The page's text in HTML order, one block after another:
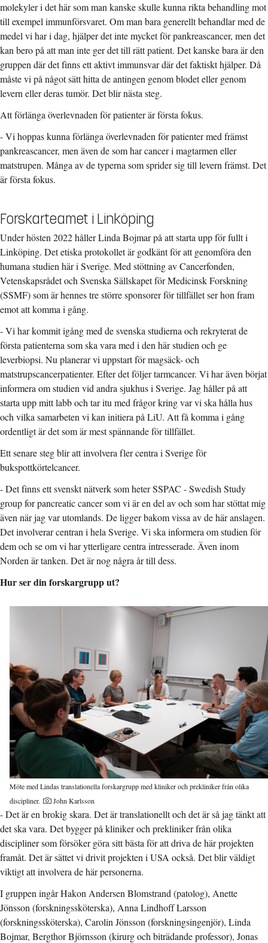
molekyler i det här som man kanske skulle kunna rikta behandling mot
till exempel immunförsvaret. Om man bara generellt behandlar med de
medel vi har i dag, hjälper det inte mycket för pankreascancer, men det
kan bero på att man inte ger det till rätt patient. Det kanske bara är den
gruppen där det finns ett aktivt immunsvar där det faktiskt hjälper. Då
måste vi på något sätt hitta de antingen genom blodet eller genom
levern eller deras tumör. Det blir nästa steg.
Att förlänga överlevnaden för patienter är första fokus.
- Vi hoppas kunna förlänga överlevnaden för patienter med främst
pankreascancer, men även de som har cancer i magtarmen eller
matstrupen. Många av de typerna som sprider sig till levern främst. Det
är första fokus.
Forskarteamet i Linköping
Under hösten 2022 håller Linda Bojmar på att starta upp för fullt i
Linköping. Det etiska protokollet är godkänt för att genomföra den
humana studien här i Sverige. Med stöttning av Cancerfonden,
Vetenskapsrådet och Svenska Sällskapet för Medicinsk Forskning
(SSMF) som är hennes tre större sponsorer för tillfället ser hon fram
emot att komma i gång.
- Vi har kommit igång med de svenska studierna och rekryterat de
första patienterna som ska vara med i den här studien och ge
leverbiopsi. Nu planerar vi uppstart för magsäck- och
matstrupscancerpatienter. Efter det följer tarmcancer. Vi har även börjat
informera om studien vid andra sjukhus i Sverige. Jag håller på att
starta upp mitt labb och tar itu med frågor kring var vi ska hålla hus
och vilka samarbeten vi kan initiera på LiU. Att få komma i gång
ordentligt är det som är mest spännande för tillfället.
Ett senare steg blir att involvera fler centra i Sverige för
bukspottkörtelcancer.
- Det finns ett svenskt nätverk som heter SSPAC - Swedish Study
group for pancreatic cancer som vi är en del av och som har stöttat mig
även när jag var utomlands. De ligger bakom vissa av de här anslagen.
Det involverar centran i hela Sverige. Vi ska informera om studien för
dem och se om vi har ytterligare centra intresserade. Även inom
Norden är tanken. Det är nog några år till dess.
Hur ser din forskargrupp ut?
Möte med Lindas translationella forskargrupp med kliniker och prekliniker från olika
discipliner.
John Karlsson
- Det är en brokig skara. Det är translationellt och det är så jag tänkt att
det ska vara. Det bygger på kliniker och prekliniker från olika
discipliner som försöker göra sitt bästa för att driva de här projekten
framåt. Det är sättet vi drivit projekten i USA också. Det blir väldigt
viktigt att involvera de här personerna.
I gruppen ingår Hakon Andersen Blomstrand (patolog), Anette
Jönsson (forskningssköterska), Anna Lindhoff Larsson
(forskningssköterska), Carolin Jönsson (forskningsingenjör), Linda
Bojmar, Bergthor Björnsson (kirurg och biträdande professor), Jonas